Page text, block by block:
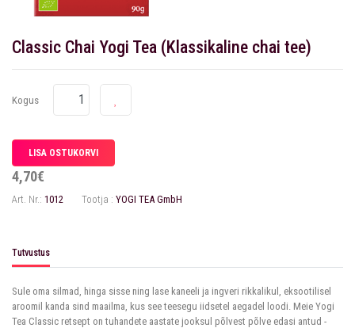
Classic Chai Yogi Tea (Klassikaline chai tee)
Kogus
4,70€
Art. Nr.: 1012 Tootja : YOGI TEA GmbH
Tutvustus
Sule oma silmad, hinga sisse ning lase kaneeli ja ingveri rikkalikul, eksootilisel
aroomil kanda sind maailma, kus see teesegu iidsetel aegadel loodi. Meie Yogi
Tea Classic retsept on tuhandete aastate jooksul põlvest põlve edasi antud -